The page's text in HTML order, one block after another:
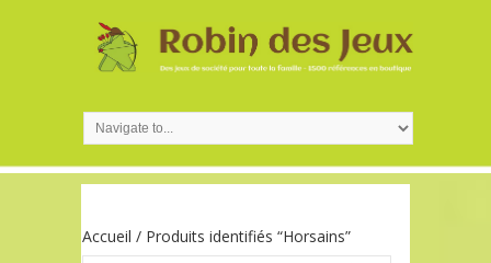
Accueil / Produits identifiés “Horsains”